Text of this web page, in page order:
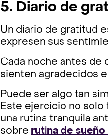
5. Diario de
Un diario de gratitud
expresen sus
Cada noche antes de
sienten agradecidos
Puede ser algo tan
Este ejercicio no solo
una rutina tranquila
sobre rutina de sueño